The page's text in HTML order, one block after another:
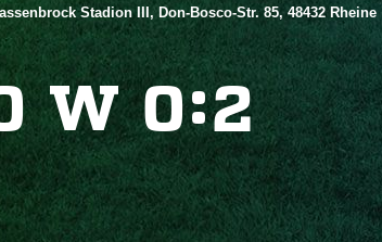
Stadion III, Don-Bosco-Str. 85, 48432 Rheine
W: